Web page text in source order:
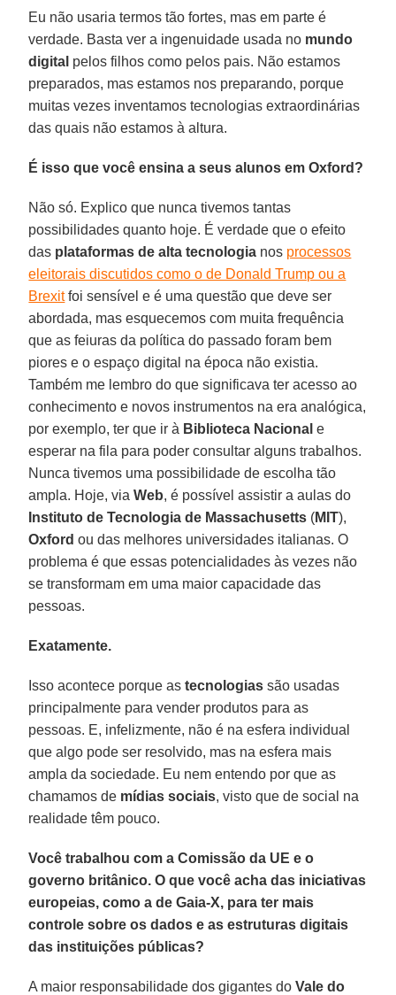
Eu não usaria termos tão fortes, mas em parte é
verdade. Basta ver a ingenuidade usada no mundo
digital pelos filhos como pelos pais. Não estamos
preparados, mas estamos nos preparando, porque
muitas vezes inventamos tecnologias extraordinárias
das quais não estamos à altura.
É isso que você ensina a seus alunos em Oxford?
Não só. Explico que nunca tivemos tantas
possibilidades quanto hoje. É verdade que o efeito
das plataformas de alta tecnologia nos processos
eleitorais discutidos como o de Donald Trump ou a
Brexitfoi sensível e é uma questão que deve ser
abordada, mas esquecemos com muita frequência
que as feiuras da política do passado foram bem
piores e o espaço digital na época não existia.
Também me lembro do que significava ter acesso ao
conhecimento e novos instrumentos na era analógica,
por exemplo, ter que ir à Biblioteca Nacional e
esperar na fila para poder consultar alguns trabalhos.
Nunca tivemos uma possibilidade de escolha tão
ampla. Hoje, viaWeb, é possível assistir a aulas do
Instituto de Tecnologia de Massachusetts (MIT),
Oxford ou das melhores universidades italianas. O
problema é que essas potencialidades às vezes não
se transformam em uma maior capacidade das
pessoas.
Exatamente.
Isso acontece porque astecnologias são usadas
principalmente para vender produtos para as
pessoas. E, infelizmente, não é na esfera individual
que algo pode ser resolvido, mas na esfera mais
ampla da sociedade. Eu nem entendo por que as
chamamos de mídias sociais, visto que de social na
realidade têm pouco.
Você trabalhou com a Comissão da UE e o
governo britânico. O que você acha das iniciativas
europeias, como a de Gaia-X, para ter mais
controle sobre os dados e as estruturas digitais
das instituições públicas?
A maior responsabilidade dos gigantes doVale do